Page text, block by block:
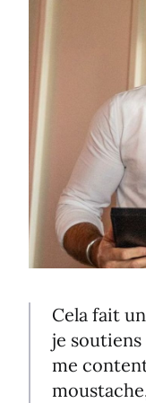
Cela fait
je
me